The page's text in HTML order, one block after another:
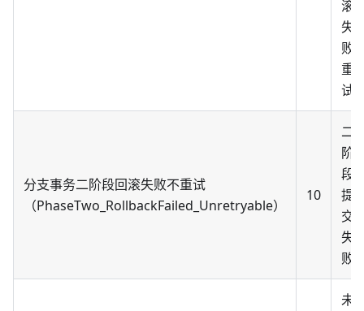
滚
失
败
重
试
分支事务二阶段回滚失败不重试
（PhaseTwo_RollbackFailed_Unretryable）
10
二
阶
段
提
交
失
败
未